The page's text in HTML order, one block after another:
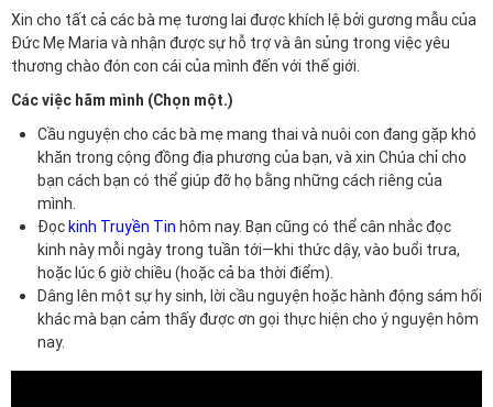
Xin cho tất cả các bà mẹ tương lai được khích lệ bởi gương mẫu của
Đức Mẹ Maria và nhận được sự hỗ trợ và ân sủng trong việc yêu
thương chào đón con cái của mình đến với thế giới.
Các việc hãm mình (Chọn một.)
Cầu nguyện cho các bà mẹ mang thai và nuôi con đang gặp khó
khăn trong cộng đồng địa phương của bạn, và xin Chúa chỉ cho
bạn cách bạn có thể giúp đỡ họ bằng những cách riêng của
mình.
Đọckinh Truyền Tin hôm nay. Bạn cũng có thể cân nhắc đọc
kinh này mỗi ngày trong tuần tới—khi thức dậy, vào buổi trưa,
hoặc lúc 6 giờ chiều (hoặc cả ba thời điểm).
Dâng lên một sự hy sinh, lời cầu nguyện hoặc hành động sám hối
khác mà bạn cảm thấy được ơn gọi thực hiện cho ý nguyện hôm
nay.